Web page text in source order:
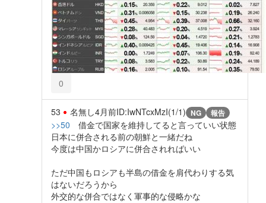
0
53 名無し4月前ID:IwNTcxMzI(1/1) NG 報告
>>50 借金で国家を維持してると言っていい状態
日本に併合される前の朝鮮と一緒だね
今度は中国かロシアに併合されればいい
ただ中国もロシアも半島の借金を肩代わりする気
はないだろうから
外交的な併合ではなく軍事的な侵略かな